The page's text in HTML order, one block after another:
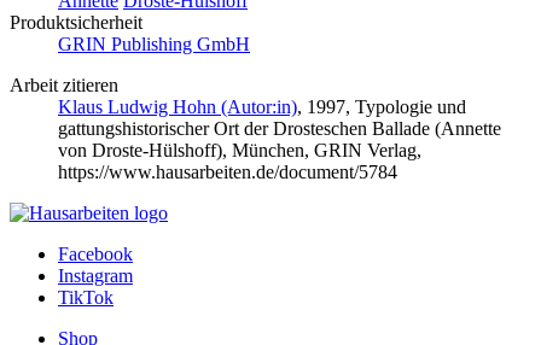
Produktsicherheit
GRIN Publishing GmbH
Arbeit zitieren
Klaus Ludwig Hohn (Autor:in), 1997, Typologie und
gattungshistorischer Ort der Drosteschen Ballade (Annette
von Droste-Hülshoff), München, GRIN Verlag,
https://www.hausarbeiten.de/document/5784
Facebook
Instagram
TikTok
Shop